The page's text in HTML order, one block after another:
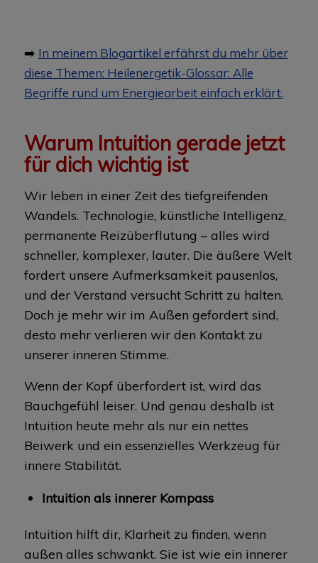
➡️ In meinem Blogartikel erfährst du mehr über
diese Themen: Heilenergetik-Glossar: Alle
Begriffe rund um Energiearbeit einfach erklärt.
Warum Intuition gerade jetzt
für dich wichtig ist
Wir leben in einer Zeit des tiefgreifenden
Wandels. Technologie, künstliche Intelligenz,
permanente Reizüberflutung – alles wird
schneller, komplexer, lauter. Die äußere Welt
fordert unsere Aufmerksamkeit pausenlos,
und der Verstand versucht Schritt zu halten.
Doch je mehr wir im Außen gefordert sind,
desto mehr verlieren wir den Kontakt zu
unserer inneren Stimme.
Wenn der Kopf überfordert ist, wird das
Bauchgefühl leiser. Und genau deshalb ist
Intuition heute mehr als nur ein nettes
Beiwerk und ein essenzielles Werkzeug für
innere Stabilität.
Intuition als innerer Kompass
Intuition hilft dir, Klarheit zu finden, wenn
außen alles schwankt. Sie ist wie ein innerer